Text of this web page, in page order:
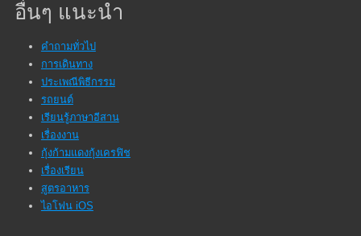
อื่นๆ แนะนำ
คำถามทั่วไป
การเดินทาง
ประเพณีพิธีกรรม
รถยนต์
เรียนรู้ภาษาอีสาน
เรื่องงาน
กุ้งก้ามแดงกุ้งเครฟิช
เรื่องเรียน
สูตรอาหาร
ไอโฟน iOS